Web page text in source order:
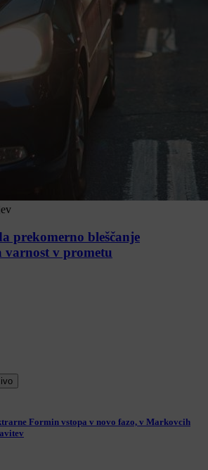
prekomerno bleščanje
varnost v prometu
Formin vstopa v novo fazo, v Markovcih